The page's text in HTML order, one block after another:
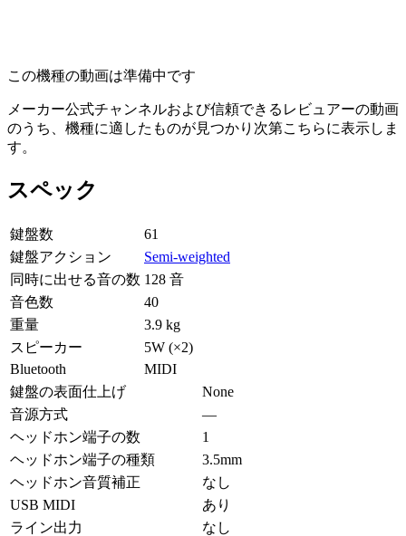
この機種の動画は準備中です
メーカー公式チャンネルおよび信頼できるレビュアーの動画
のうち、機種に適したものが見つかり次第こちらに表示しま
す。
スペック
鍵盤数
61
鍵盤アクション
Semi-weighted
同時に出せる音の数 128 音
音色数
40
重量
3.9 kg
スピーカー
5W (×2)
Bluetooth
MIDI
鍵盤の表面仕上げ
None
音源方式
—
ヘッドホン端子の数
1
ヘッドホン端子の種類
3.5mm
ヘッドホン音質補正
なし
USB MIDI
あり
ライン出力
なし